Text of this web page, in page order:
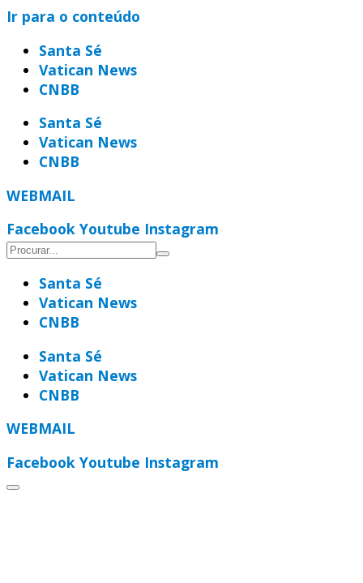
Ir para o conteúdo
Santa Sé
Vatican News
CNBB
Santa Sé
Vatican News
CNBB
WEBMAIL
Facebook Youtube Instagram
Santa Sé
Vatican News
CNBB
Santa Sé
Vatican News
CNBB
WEBMAIL
Facebook Youtube Instagram